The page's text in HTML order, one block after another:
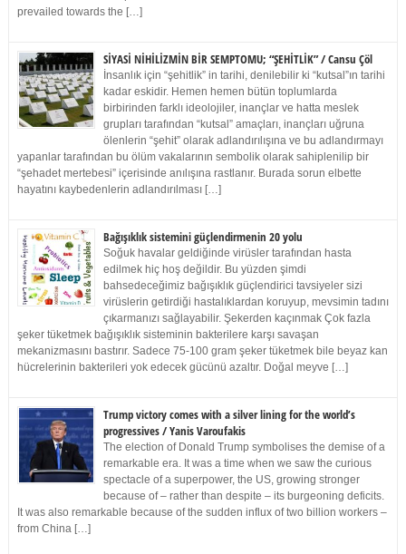
prevailed towards the […]
SİYASİ NİHİLİZMİN BİR SEMPTOMU; “ŞEHİTLİK” / Cansu Çöl
İnsanlık için “şehitlik” in tarihi, denilebilir ki “kutsal”ın tarihi
kadar eskidir. Hemen hemen bütün toplumlarda
birbirinden farklı ideolojiler, inançlar ve hatta meslek
grupları tarafından “kutsal” amaçları, inançları uğruna
ölenlerin “şehit” olarak adlandırılışına ve bu adlandırmayı
yapanlar tarafından bu ölüm vakalarının sembolik olarak sahiplenilip bir
“şehadet mertebesi” içerisinde anılışına rastlanır. Burada sorun elbette
hayatını kaybedenlerin adlandırılması […]
Bağışıklık sistemini güçlendirmenin 20 yolu
Soğuk havalar geldiğinde virüsler tarafından hasta
edilmek hiç hoş değildir. Bu yüzden şimdi
bahsedeceğimiz bağışıklık güçlendirici tavsiyeler sizi
virüslerin getirdiği hastalıklardan koruyup, mevsimin tadını
çıkarmanızı sağlayabilir. Şekerden kaçınmak Çok fazla
şeker tüketmek bağışıklık sisteminin bakterilere karşı savaşan
mekanizmasını bastırır. Sadece 75-100 gram şeker tüketmek bile beyaz kan
hücrelerinin bakterileri yok edecek gücünü azaltır. Doğal meyve […]
Trump victory comes with a silver lining for the world’s
progressives / Yanis Varoufakis
The election of Donald Trump symbolises the demise of a
remarkable era. It was a time when we saw the curious
spectacle of a superpower, the US, growing stronger
because of – rather than despite – its burgeoning deficits.
It was also remarkable because of the sudden influx of two billion workers –
from China […]